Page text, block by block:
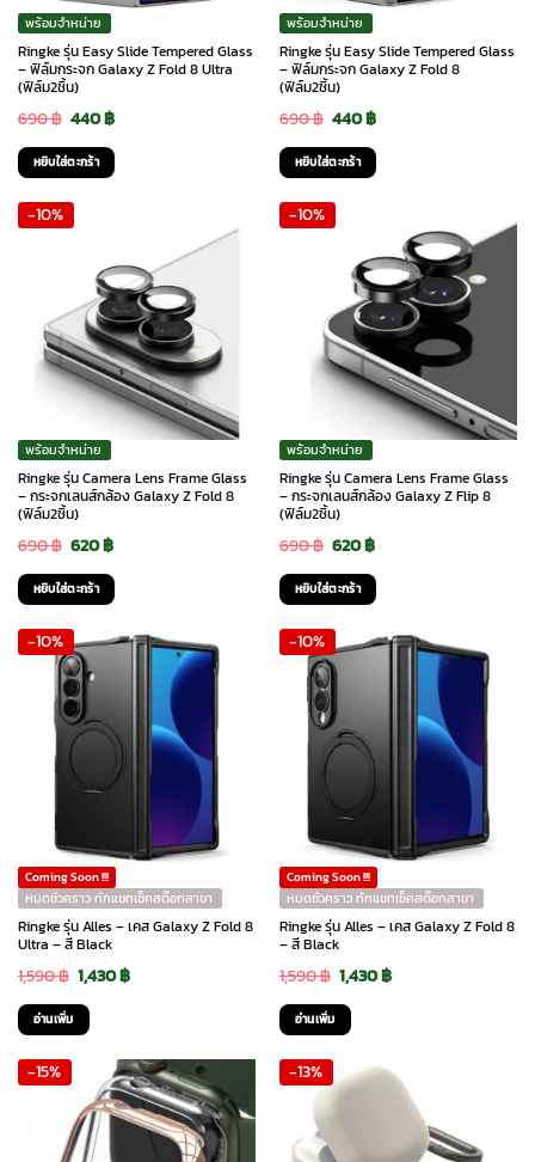
พร้อมจำหน่าย
Ringke รุ่น Easy Slide Tempered Glass
– ฟิล์มกระจก Galaxy Z Fold 8 Ultra
(ฟิล์ม2ชิ้น)
690฿ Original
price
was:
440฿Current
price
หยิบใส่ตะกร้า
พร้อมจำหน่าย
Ringke รุ่น Easy Slide Tempered Glass
– ฟิล์มกระจก Galaxy Z Fold 8
(ฟิล์ม2ชิ้น)
690฿ Original
price
was:
440฿Current
price
หยิบใส่ตะกร้า
-10%
พร้อมจำหน่าย
Ringke รุ่น Camera Lens Frame Glass
– กระจกเลนส์กล้อง Galaxy Z Fold 8
(ฟิล์ม2ชิ้น)
690฿ Original
price
was:
690 ฿.
620฿Current
price
620 ฿.
หยิบใส่ตะกร้า
-10%
พร้อมจำหน่าย
Ringke รุ่น Camera Lens Frame Glass
– กระจกเลนส์กล้อง Galaxy Z Flip 8
(ฟิล์ม2ชิ้น)
690฿ Original
price
was:
690 ฿.
620฿Current
price
620 ฿.
หยิบใส่ตะกร้า
-10%
Coming Soon !!!
หมดชั่วคราว ทักแชทเช็คสต๊อกสาขา
Ringke รุ่น Alles – เคส Galaxy Z Fold 8
Ultra – สี Black
1,590฿ Original
price
was:
1,590 ฿.
1,430฿Current
1,430 ฿.
อ่านเพิ่ม
-10%
Coming Soon !!!
หมดชั่วคราว ทักแชทเช็คสต๊อกสาขา
Ringke รุ่น Alles – เคส Galaxy Z Fold 8
– สี Black
1,590฿ Original
price
was:
1,590 ฿.
1,430฿Current
1,430 ฿.
อ่านเพิ่ม
-15% -13%